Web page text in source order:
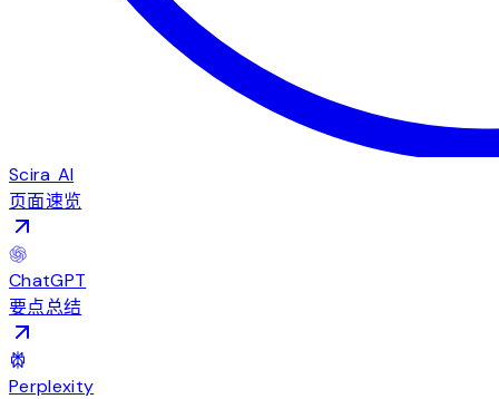
Scira AI
页面速览
ChatGPT
要点总结
Perplexity